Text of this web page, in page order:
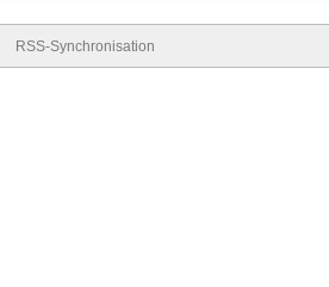
RSS-Synchronisation